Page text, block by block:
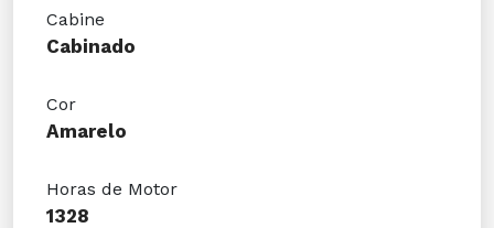
Cabine
Cabinado
Cor
Amarelo
Horas de Motor
1328